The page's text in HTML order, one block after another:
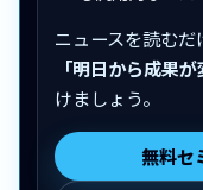
ニュースを読むだ
「明日から成果
けましょう。
無料セ